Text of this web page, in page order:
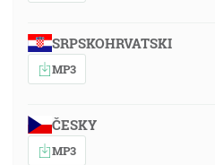
SRPSKOHRVATSKI
MP3
ČESKY
MP3